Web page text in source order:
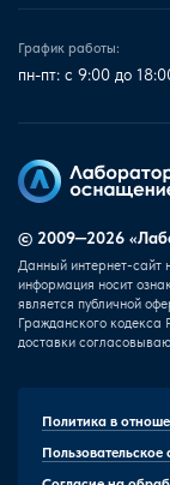
График работы:
пн-пт: с 9:00 до
© 2009—2026
Данный интернет-сайт
информация носит
является публичной
Гражданского кодекса
доставки
Политика в